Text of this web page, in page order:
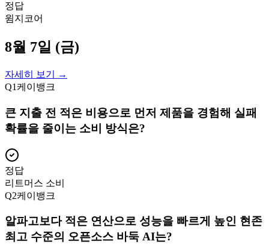
정답
윔지코어
8월 7일 (금)
자세히 보기 →
Q1 케이뱅크
큰 지출 전 적은 비용으로 먼저 제품을 경험해 실패
확률을 줄이는 소비 방식은?
정답
리트머스 소비
Q2케이뱅크
알파고보다 적은 연산으로 성능을 빠르게 높인 현존
최고 수준의 오픈소스 바둑 AI는?